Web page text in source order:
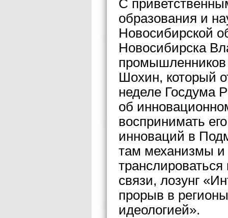
С
образования и
Новосибирской
Новосибирска
промышленников
Шохин, который
неделе Госдума
об
воспринимать
инноваций в
там механизмы и
связи, лозунг
прорыв в
идеологией».